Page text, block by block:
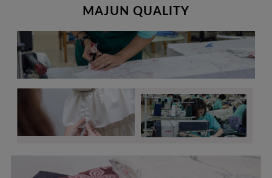
MAJUN QUALITY